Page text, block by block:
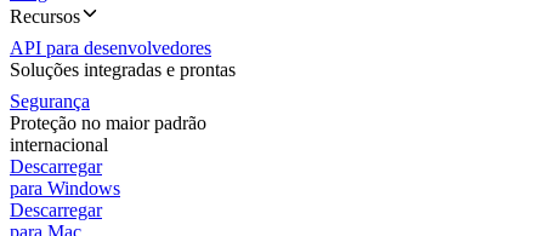
Recursos
API para desenvolvedores
Soluções integradas e prontas
Segurança
Proteção no maior padrão
internacional
Descarregar
para Windows
Descarregar
para Mac